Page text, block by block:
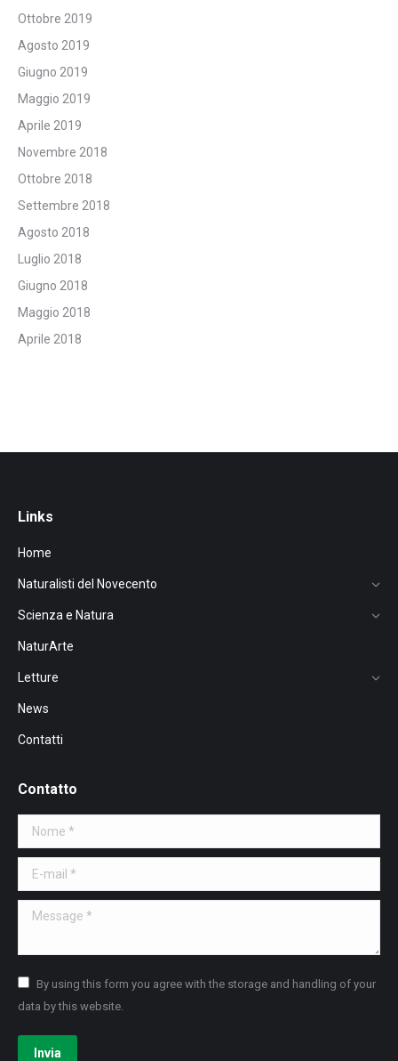
Ottobre 2019
Agosto 2019
Giugno 2019
Maggio 2019
Aprile 2019
Novembre 2018
Ottobre 2018
Settembre 2018
Agosto 2018
Luglio 2018
Giugno 2018
Maggio 2018
Aprile 2018
Links
Home
Naturalisti del Novecento
Scienza e Natura
NaturArte
Letture
News
Contatti
Contatto
Nome *
E-mail *
Message *
By using this form you agree with the storage and handling of your
data by this website.
Invia